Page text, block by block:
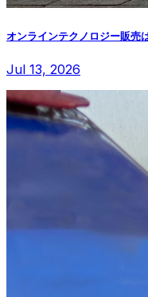
オンラインテクノロジー販
Jul 13, 2026